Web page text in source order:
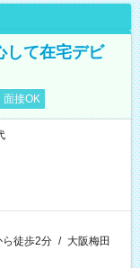
して在宅デビ
面接OK
ら徒歩2分 / 大阪梅田